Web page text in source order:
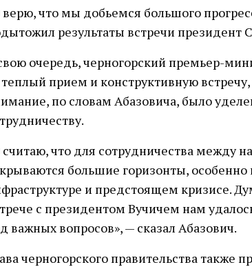
верю, что мы добьемся большого
результаты встречи президент
очередь, черногорский премьер-
теплый прием и конструктивную
по словам Абазовича, было
считаю, что для сотрудничества между
большие горизонты, особенно
и предстоящем кризисе.
с президентом Вучичем нам
важных вопросов», — сказал Абазович.
черногорского правительства также